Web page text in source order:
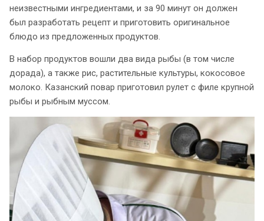
неизвестными ингредиентами, и за 90 минут он должен
был разработать рецепт и приготовить оригинальное
блюдо из предложенных продуктов.
В набор продуктов вошли два вида рыбы (в том числе
дорада), а также рис, растительные культуры, кокосовое
молоко. Казанский повар приготовил рулет с филе крупной
рыбы и рыбным муссом.